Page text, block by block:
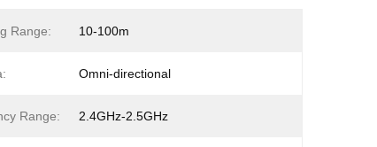
Range: 10-100m
Omni-directional
Range: 2.4GHz-2.5GHz